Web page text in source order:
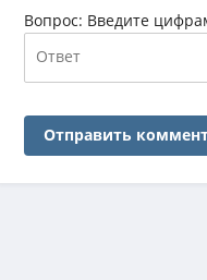
Вопрос: Введите
Отправить